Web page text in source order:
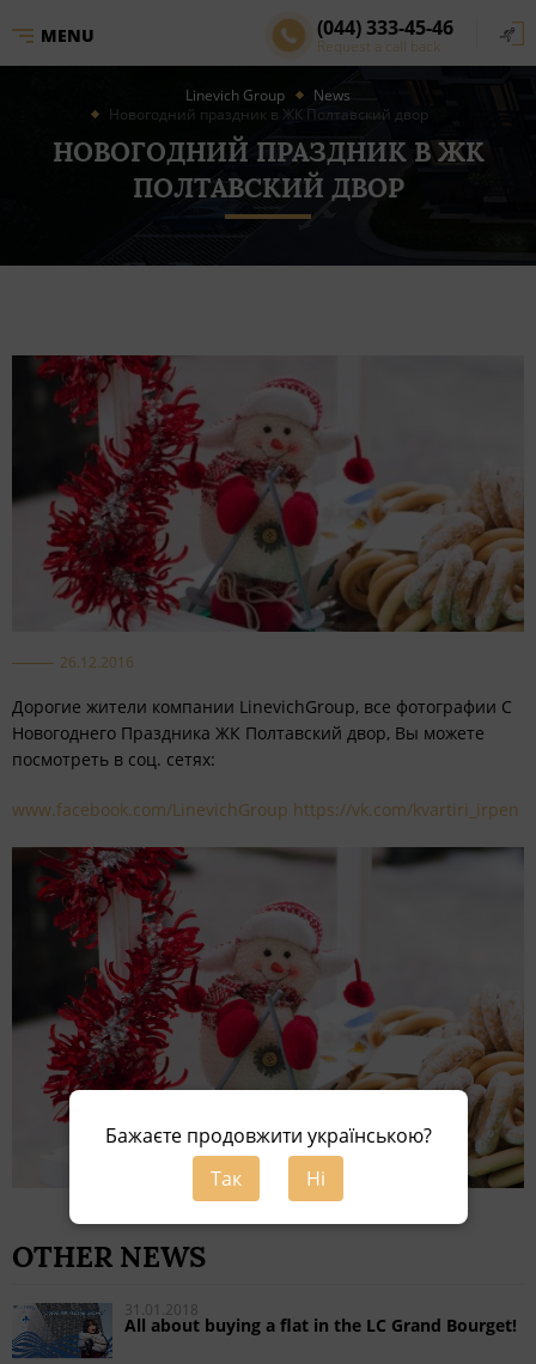
MENU (044) 333-45-46
Request a call back
Linevich Group
News
Новогодний праздник в ЖК Полтавский двор
НОВОГОДНИЙ ПРАЗДНИК В ЖК
ПОЛТАВСКИЙ ДВОР
26.12.2016
Дорогие жители компании LinevichGroup, все фотографии С
Новогоднего Праздника ЖК Полтавский двор, Вы можете
посмотреть в соц. сетях:
www.facebook.com/LinevichGroup https://vk.com/kvartiri_irpen
OTHER NEWS
31.01.2018
All about buying a flat in the LC Grand Bourget!
Бажаєте продовжити українською?
Так
Ні